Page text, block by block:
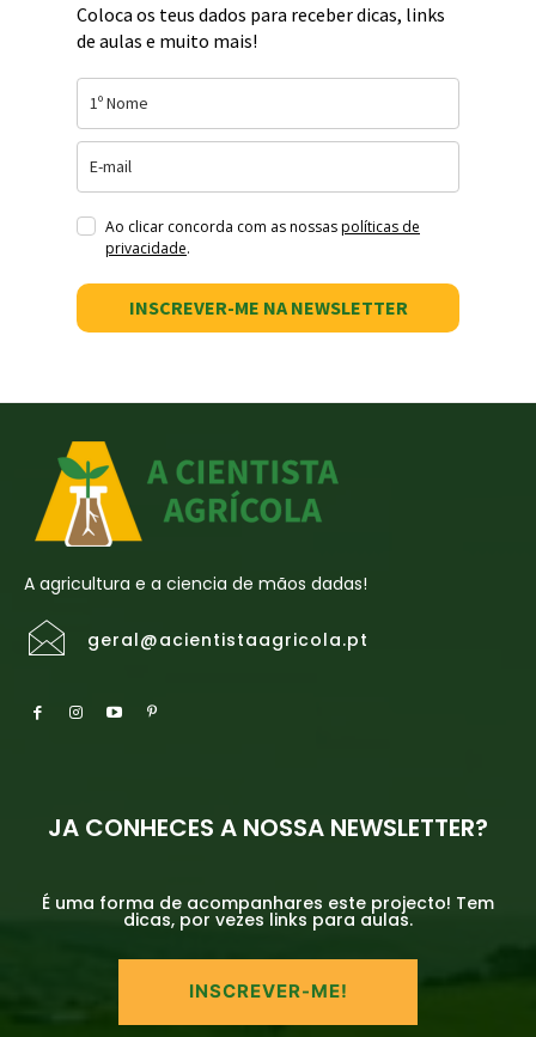
Coloca os teus dados para receber dicas, links
de aulas e muito mais!
Ao clicar concorda com as nossaspolíticas de
privacidade.
INSCREVER-ME NA NEWSLETTER
A agricultura e a ciencia de mãos dadas!
geral@acientistaagricola.pt
JA CONHECES A NOSSA NEWSLETTER?
É uma forma de acompanhares este projecto! Tem
dicas, por vezes links para aulas.
INSCREVER-ME!